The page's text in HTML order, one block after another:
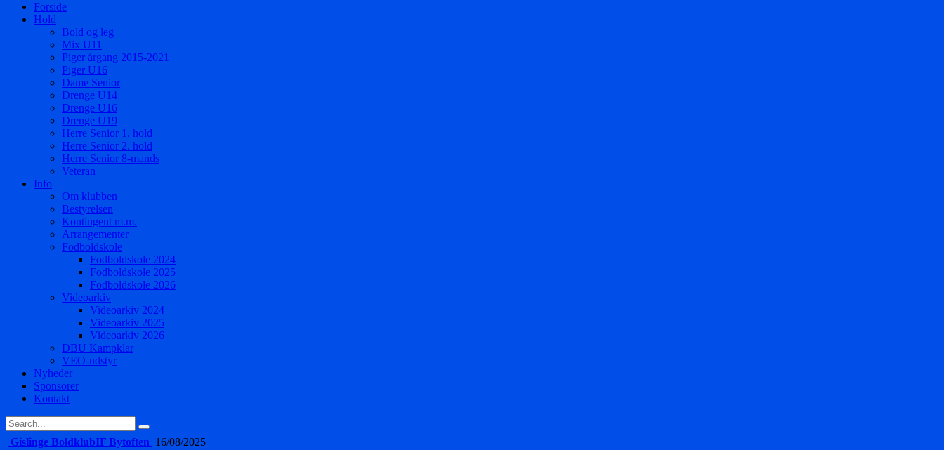
Forside
Hold
Bold og leg
Mix U11
Piger årgang 2015-2021
Piger U16
Dame Senior
Drenge U14
Drenge U16
Drenge U19
Herre Senior 1. hold
Herre Senior 2. hold
Herre Senior 8-mands
Veteran
Info
Om klubben
Bestyrelsen
Kontingent m.m.
Arrangementer
Fodboldskole
Fodboldskole 2024
Fodboldskole 2025
Fodboldskole 2026
Videoarkiv
Videoarkiv 2024
Videoarkiv 2025
Videoarkiv 2026
DBU Kampklar
VEO-udstyr
Nyheder
Sponsorer
Kontakt
Gislinge BoldklubIF Bytoften 16/08/2025